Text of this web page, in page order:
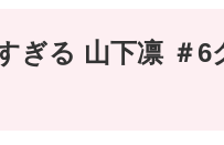
ぎる 山下凛 ＃6